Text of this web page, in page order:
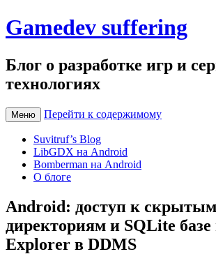
Gamedev suffering
Блог о разработке игр и
технологиях
Меню Перейти к содержимому
Suvitruf’s Blog
LibGDX на Android
Bomberman на Android
О блоге
Android: доступ к скрытым
директориям и SQLite базе
Explorer в DDMS